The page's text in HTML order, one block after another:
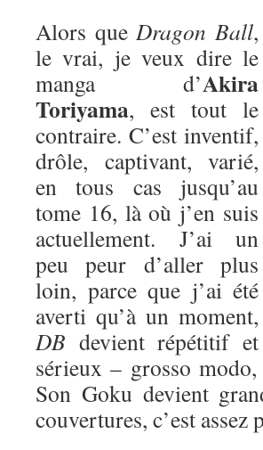
Alors queDragon Ball,
le vrai, je veux dire le
manga d’Akira
Toriyama, est tout le
contraire. C’est inventif,
drôle, captivant, varié,
en tous cas jusqu’au
tome 16, là où j’en suis
actuellement. J’ai un
peu peur d’aller plus
loin, parce que j’ai été
averti qu’à un moment,
DB devient répétitif et
sérieux – grosso
Son Goku devient
couvertures, c’est assez